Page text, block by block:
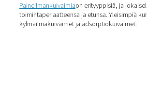
Kuiva paineilma on välttämätön
estämiseksi niin